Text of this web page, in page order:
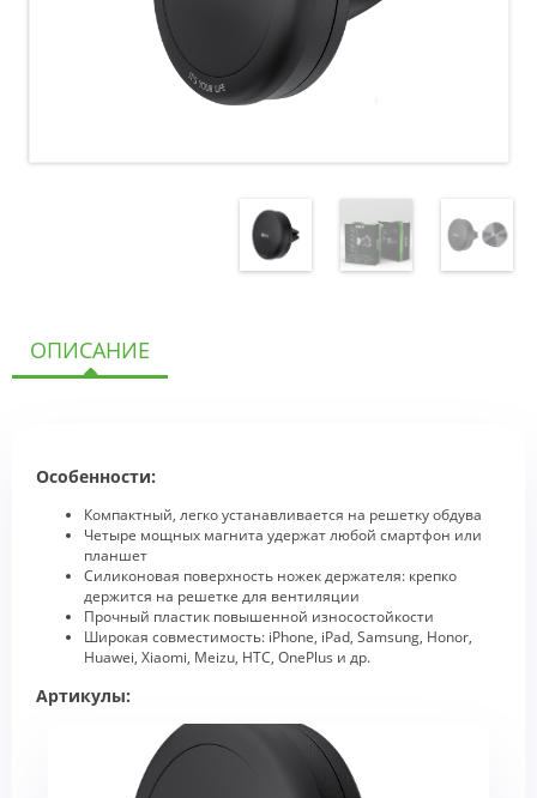
ОПИСАНИЕ
Особенности:
Компактный, легко устанавливается на решетку обдува
Четыре мощных магнита удержат любой смартфон или
планшет
Силиконовая поверхность ножек держателя: крепко
держится на решетке для вентиляции
Прочный пластик повышенной износостойкости
Широкая совместимость: iPhone, iPad, Samsung, Honor,
Huawei, Xiaomi, Meizu, HTC, OnePlus и др.
Артикулы: